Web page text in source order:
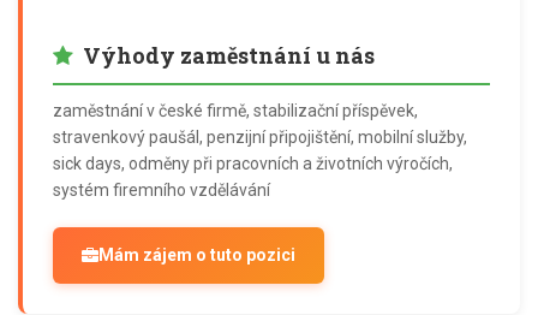
Výhody zaměstnání u nás
zaměstnání v české firmě, stabilizační příspěvek,
stravenkový paušál, penzijní připojištění, mobilní služby,
sick days, odměny při pracovních a životních výročích,
systém firemního vzdělávání
Mám zájem o tuto pozici